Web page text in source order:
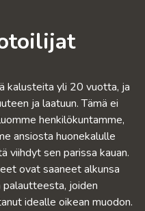
kalusteita yli 20 vuotta, ja
ja laatuun. Tämä ei
henkilökuntamme,
ansiosta huonekalulle
viihdyt sen parissa kauan.
ovat saaneet alkunsa
palautteesta, joiden
idealle oikean muodon.